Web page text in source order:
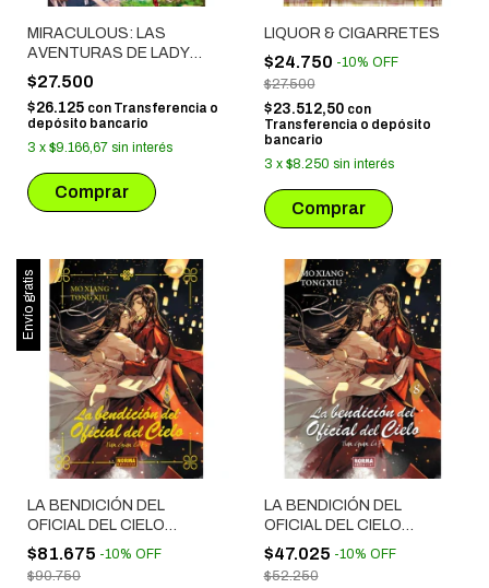
MIRACULOUS: LAS
AVENTURAS DE LADY
BUG Y CAT NOIR # 01
$27.500
$26.125 con Transferencia o
depósito bancario
3 x $9.166,67 sin interés
LIQUOR & CIGARRETES
$24.750 -10% OFF
$27.500
$23.512,50 con
Transferencia o depósito
bancario
3 x $8.250 sin interés
Envío gratis
LA BENDICIÓN DEL
OFICIAL DEL CIELO
NOVELA # 08 EDICION
ESPECIAL
$81.675 -10% OFF
$90.750
LA BENDICIÓN DEL
OFICIAL DEL CIELO
NOVELA # 08
$47.025 -10% OFF
$52.250